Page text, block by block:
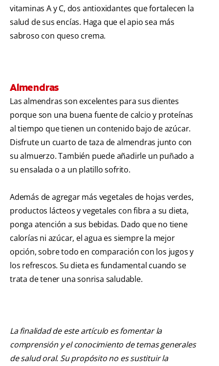
vitaminas A y C, dos antioxidantes que fortalecen la
salud de sus encías. Haga que el apio sea más
sabroso con queso crema.
Almendras
Las almendras son excelentes para sus dientes
porque son una buena fuente de calcio y proteínas
al tiempo que tienen un contenido bajo de azúcar.
Disfrute un cuarto de taza de almendras junto con
su almuerzo. También puede añadirle un puñado a
su ensalada o a un platillo sofrito.
Además de agregar más vegetales de hojas verdes,
productos lácteos y vegetales con fibra a su dieta,
ponga atención a sus bebidas. Dado que no tiene
calorías ni azúcar, el agua es siempre la mejor
opción, sobre todo en comparación con los jugos y
los refrescos. Su dieta es fundamental cuando se
trata de tener una sonrisa saludable.
La finalidad de este artículo es fomentar la
comprensión y el conocimiento de temas generales
de salud oral. Su propósito no es sustituir la